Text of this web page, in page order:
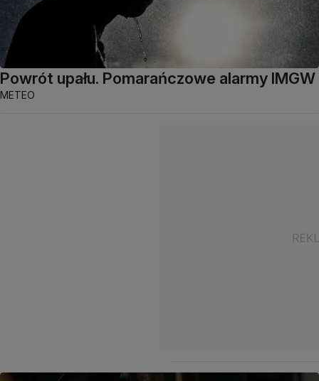
Powrót upału. Pomarańczowe alarmy IMGW
METEO